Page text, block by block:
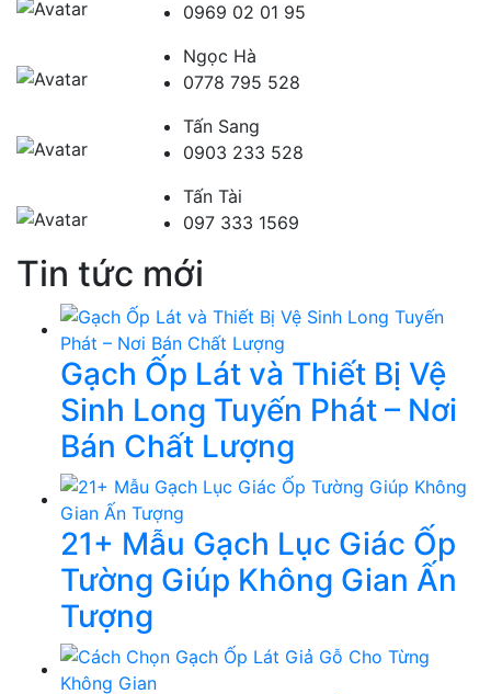
0969 02 01 95
Ngọc Hà
0778 795 528
Tấn Sang
0903 233 528
Tấn Tài
097 333 1569
Tin tức mới
Gạch Ốp Lát và Thiết Bị Vệ
Sinh Long Tuyến Phát – Nơi
Bán Chất Lượng
21+ Mẫu Gạch Lục Giác Ốp
Tường Giúp Không Gian Ấn
Tượng